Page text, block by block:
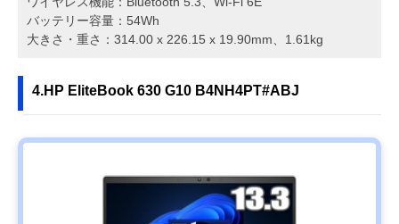
バッテリー容量：54Wh
大きさ・重さ：314.00 x 226.15 x 19.90mm、1.61kg
4.HP EliteBook 630 G10 B4NH4PT#ABJ